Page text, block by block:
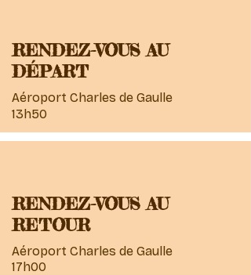
RENDEZ-VOUS AU
DÉPART
Aéroport Charles de Gaulle
13h50
RENDEZ-VOUS AU
RETOUR
Aéroport Charles de Gaulle
17h00